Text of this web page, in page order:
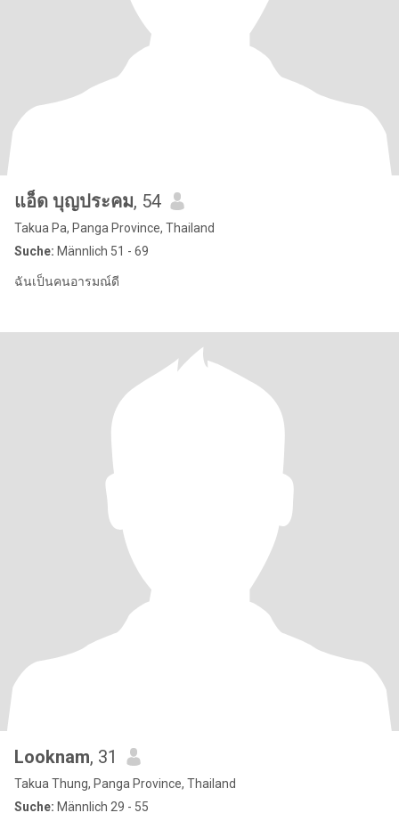
แอ็ด บุญประคม, 54
Takua Pa, Panga Province, Thailand
Suche: Männlich 51 - 69
ฉันเป็นคนอารมณ์ดี
Looknam, 31
Takua Thung, Panga Province, Thailand
Suche: Männlich 29 - 55